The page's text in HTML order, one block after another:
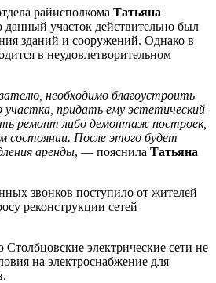
райисполкома Татьяна
данный участок действительно был
зданий и сооружений. Однако в
в неудовлетворительном
необходимо благоустроить
участка, придать ему эстетический
ремонт либо демонтаж построек,
состоянии. После этого будет
аренды, — пояснила Татьяна
звонков поступило от жителей
реконструкции сетей
Столбцовские электрические сети не
на электроснабжение для